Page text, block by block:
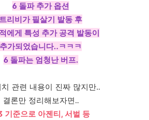
6 돌파 추가 옵션
트리비가 필살기 발동 후
에게 특성 추가 공격 발동이
추가되었습니다..ㅋㅋㅋ
6 돌파는 엄청난 버프.
관련 내용이 진짜 많지만..
결론만 정리해보자면..
기준으로 아젠티, 서벌 등